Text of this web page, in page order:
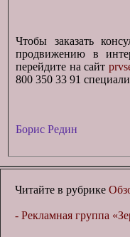
Чтобы заказать
продвижению в
перейдите на сайт
800 350 33 91
Борис Редин
Читайте в рубрике
- Рекламная группа